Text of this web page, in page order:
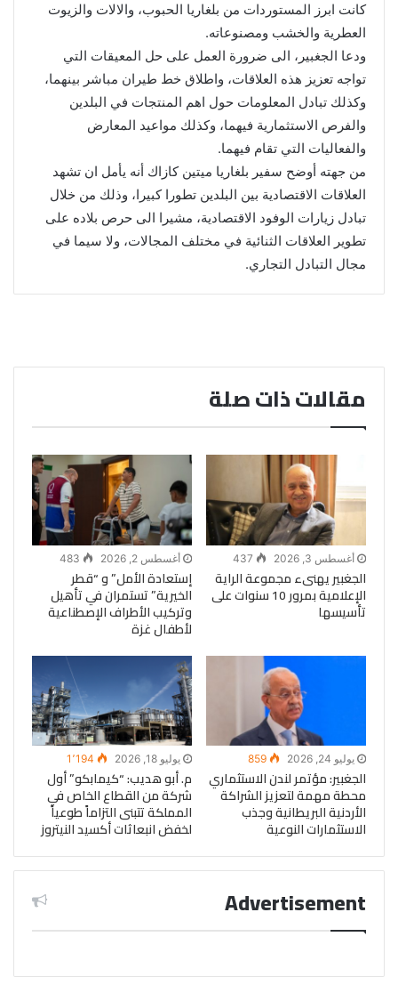
كانت ابرز المستوردات من بلغاريا الحبوب، والالات والزيوت
العطرية والخشب ومصنوعاته.
ودعا الجغبير، الى ضرورة العمل على حل المعيقات التي
تواجه تعزيز هذه العلاقات، واطلاق خط طيران مباشر بينهما،
وكذلك تبادل المعلومات حول اهم المنتجات في البلدين
والفرص الاستثمارية فيهما، وكذلك مواعيد المعارض
والفعاليات التي تقام فيهما.
من جهته أوضح سفير بلغاريا ميتين كازاك أنه يأمل ان تشهد
العلاقات الاقتصادية بين البلدين تطورا كبيرا، وذلك من خلال
تبادل زيارات الوفود الاقتصادية، مشيرا الى حرص بلاده على
تطوير العلاقات الثنائية في مختلف المجالات، ولا سيما في
مجال التبادل التجاري.
مقالات ذات صلة
أغسطس 3, 2026 437
الجغبير يهنىء مجموعة الراية
الإعلامية بمرور 10 سنوات على
تأسيسها
أغسطس 2, 2026 483
إستعادة الأمل” و “قطر
الخيرية” تستمران في تأهيل
وتركيب الأطراف الإصطناعية
لأطفال غزة
يوليو 24, 2026 859
الجغبير: مؤتمر لندن الاستثماري
محطة مهمة لتعزيز الشراكة
الأردنية البريطانية وجذب
الاستثمارات النوعية
يوليو 18, 2026 1٬194
م. أبو هديب: “كيمابكو” أول
شركة من القطاع الخاص في
المملكة تتبنى التزاماً طوعياً
لخفض انبعاثات أكسيد النيتروز
Advertisement